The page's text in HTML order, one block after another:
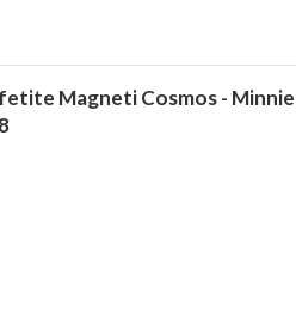
Magneti Cosmos - Minnie